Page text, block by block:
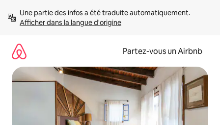
directement
Afficher dans la langue d'origine
Partez-vous un Airbnb